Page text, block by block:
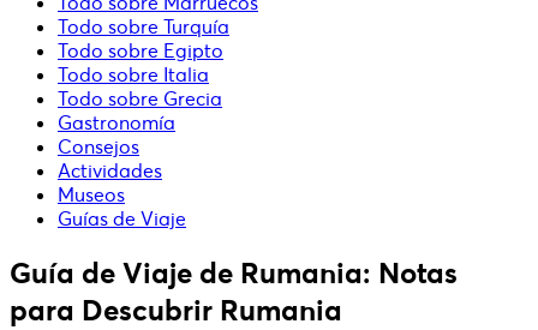
Todo sobre Turquía
Todo sobre Egipto
Todo sobre Italia
Todo sobre Grecia
Gastronomía
Consejos
Actividades
Museos
Guías de Viaje
Guía de Viaje de Rumania: Notas
para Descubrir Rumania